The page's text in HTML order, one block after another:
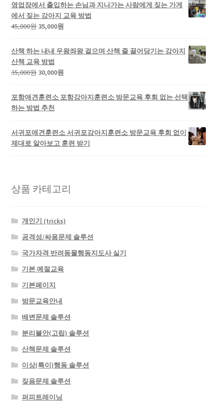
영업장에서 출입하는 손님과 지나가는 사람에게 짖는 가게
에서 짖는 강아지 교육 방법
45,000원 35,000원
산책 하는 내내 우왕좌왕 걸으며 산책 줄 끌어당기는 강아지
산책 교육 방법
35,000원 30,000원
포항애견훈련소 포항강아지훈련소 방문교육 후회 없는 선택
하는 방법 추천
서귀포애견훈련소 서귀포강아지훈련소 방문교육 후회 없이
제대로 알아보고 훈련 받기
상품 카테고리
개인기 (tricks)
공격성/싸움문제 솔루션
국가자격 반려동물행동지도사 실기
기본 예절교육
기본페이지
방문교육안내
배변문제 솔루션
분리불안(고립) 솔루션
산책문제 솔루션
이상(특이)행동 솔루션
짖음문제 솔루션
퍼피트레이닝